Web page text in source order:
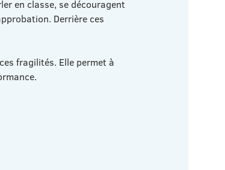
en classe, se découragent
Derrière ces
fragilités. Elle permet à